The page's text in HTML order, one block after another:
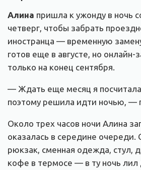
Алина пришла к ужонду в ночь
четверг, чтобы забрать
иностранца — временную
готов еще в августе, но онлайн-
только на конец сентября.
— Ждать еще месяц я
поэтому решила идти ночью, —
Около трех часов ночи Алина
оказалась в середине очереди.
рюкзак, сменная одежда, стул,
кофе в термосе — в ту ночь лил